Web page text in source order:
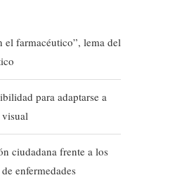
el farmacéutico”, lema del
para adaptarse a
visual
ciudadana frente a los
enfermedades